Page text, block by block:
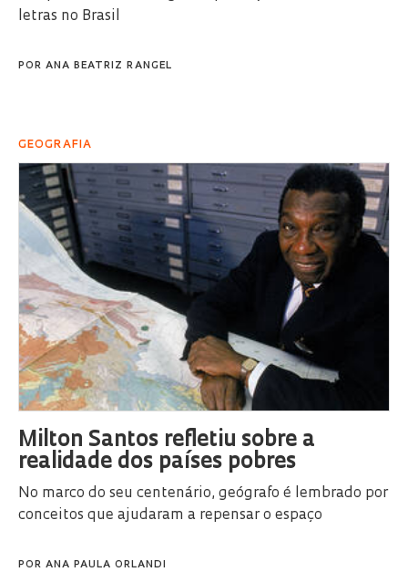
letras no Brasil
POR ANA BEATRIZ RANGEL
GEOGRAFIA
Milton Santos refletiu sobre a
realidade dos países pobres
No marco do seu centenário, geógrafo é lembrado por
conceitos que ajudaram a repensar o espaço
POR ANA PAULA ORLANDI